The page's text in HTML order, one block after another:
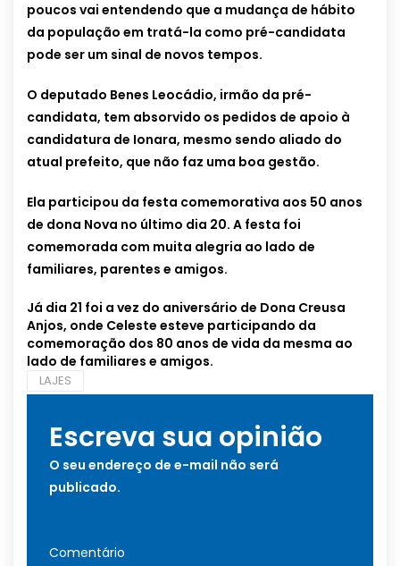
poucos vai entendendo que a mudança de hábito
da população em tratá-la como pré-candidata
pode ser um sinal de novos tempos.
O deputado Benes Leocádio, irmão da pré-
candidata, tem absorvido os pedidos de apoio à
candidatura de Ionara, mesmo sendo aliado do
atual prefeito, que não faz uma boa gestão.
Ela participou da festa comemorativa aos 50 anos
de dona Nova no último dia 20. A festa foi
comemorada com muita alegria ao lado de
familiares, parentes e amigos.
Já dia 21 foi a vez do aniversário de Dona Creusa
Anjos, onde Celeste esteve participando da
comemoração dos 80 anos de vida da mesma ao
lado de familiares e amigos.
LAJES
Escreva sua opinião
O seu endereço de e-mail não será
publicado.
Comentário